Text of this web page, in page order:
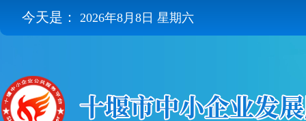
今天是： 2026年8月8日 星期六